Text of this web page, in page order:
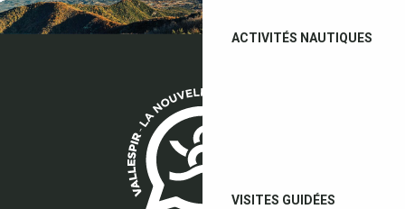
ACTIVITÉS NAUTIQUES
VISITES GUIDÉES